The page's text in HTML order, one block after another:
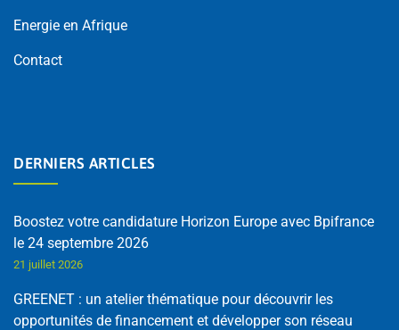
Energie en Afrique
Contact
DERNIERS ARTICLES
Boostez votre candidature Horizon Europe avec Bpifrance
le 24 septembre 2026
21 juillet 2026
GREENET : un atelier thématique pour découvrir les
opportunités de financement et développer son réseau